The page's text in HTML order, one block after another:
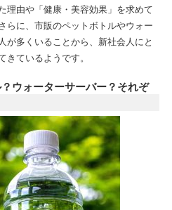
理由や「健康・美容効果」を求めて
らに、市販のペットボトルやウォー
が多くいることから、新社会人にと
きているようです。
ウォーターサーバー？それぞ